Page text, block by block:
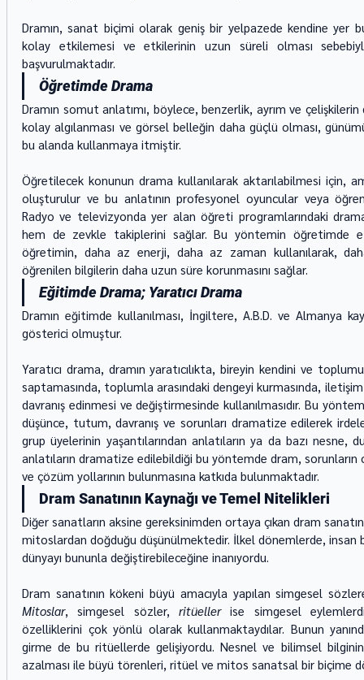
Dramın, sanat biçimi olarak geniş bir yelpazede kendine yer
kolay etkilemesi ve etkilerinin uzun süreli olması
başvurulmaktadır.
Öğretimde Drama
Dramın somut anlatımı, böylece, benzerlik, ayrım ve
kolay algılanması ve görsel belleğin daha güçlü olması,
bu alanda kullanmaya itmiştir.
Öğretilecek konunun drama kullanılarak aktarılabilmesi için,
oluşturulur ve bu anlatının profesyonel oyuncular veya
Radyo ve televizyonda yer alan öğreti programlarındaki
hem de zevkle takiplerini sağlar. Bu yöntemin öğretimde
öğretimin, daha az enerji, daha az zaman kullanılarak,
öğrenilen bilgilerin daha uzun süre korunmasını sağlar.
Eğitimde Drama; Yaratıcı Drama
Dramın eğitimde kullanılması, İngiltere, A.B.D. ve Almanya
gösterici olmuştur.
Yaratıcı drama, dramın yaratıcılıkta, bireyin kendini ve
saptamasında, toplumla arasındaki dengeyi kurmasında,
davranış edinmesi ve değiştirmesinde kullanılmasıdır. Bu
düşünce, tutum, davranış ve sorunları dramatize edilerek
grup üyelerinin yaşantılarından anlatıların ya da bazı
anlatıların dramatize edilebildiği bu yöntemde dram, sorunların
ve çözüm yollarının bulunmasına katkıda bulunmaktadır.
Dram Sanatının Kaynağı ve Temel Nitelikleri
Diğer sanatların aksine gereksinimden ortaya çıkan dram
mitoslardan doğduğu düşünülmektedir. İlkel dönemlerde, insan
dünyayı bununla değiştirebileceğine inanıyordu.
Mitoslar, simgesel sözler, ritüeller ise simgesel
özelliklerini çok yönlü olarak kullanmaktaydılar. Bunun
girme de bu ritüellerde gelişiyordu. Nesnel ve bilimsel
azalması ile büyü törenleri, ritüel ve mitos sanatsal bir biçime